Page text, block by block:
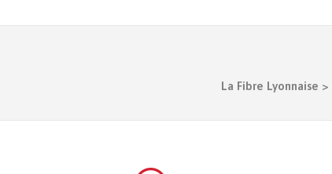
La Fibre Lyonnaise >